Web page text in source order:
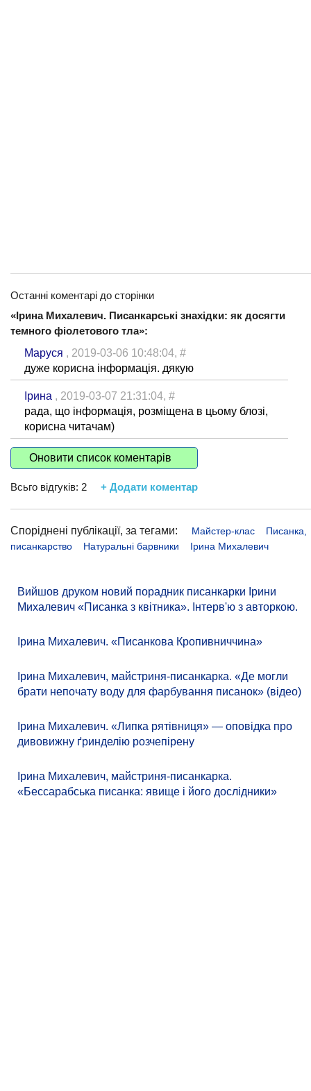
Останні коментарі до сторінки
«​Ірина Михалевич. Писанкарські знахідки: як досягти
темного фіолетового тла»:
Маруся , 2019-03-06 10:48:04, #
дуже корисна інформація. дякую
Ірина , 2019-03-07 21:31:04, #
рада, що інформація, розміщена в цьому блозі,
корисна читачам)
Оновити список коментарів
Всьго відгуків: 2 + Додати коментар
Споріднені публікації, за тегами: Майстер-клас
Писанка,
писанкарство
Натуральні барвники Ірина Михалевич
Вийшов друком новий порадник писанкарки Ірини
Михалевич «Писанка з квітника». Інтерв'ю з авторкою.
Ірина Михалевич. «Писанкова Кропивниччина»
Ірина Михалевич, майстриня-писанкарка. «Де могли
брати непочату воду для фарбування писанок» (відео)
Ірина Михалевич. «Липка рятівниця» — оповідка про
дивовижну ґринделію розчепірену
Ірина Михалевич, майстриня-писанкарка.
«Бессарабська писанка: явище і його дослідники»